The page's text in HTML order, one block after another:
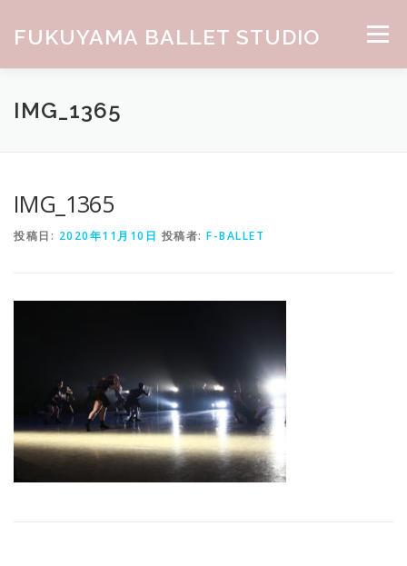
FUKUYAMA BALLET STUDIO メニュー
HOME ABOUT
IMG_1365
IMG_1365
投稿日: 2020年11月10日 投稿者: F-BALLET